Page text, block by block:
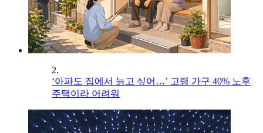
2.
‘아파도 집에서 늙고 싶어…’ 고령 가구 40% 노후
주택이라 어려워